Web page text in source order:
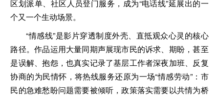
区划派单、社区人员登门服务，成为“电话线”延展出的一
个又一个生动场景。
“情感线”是影片穿透制度外壳、直抵观众心灵的核心
路径。作品运用大量同期声展现市民的诉求、期盼，甚至
是误解、抱怨，也真实记录了基层工作者深夜加班、反复
协商的为民情怀，将热线服务还原为一场“情感劳动”：市
民的急难愁盼问题需要被倾听，政策落实需要以共情为桥